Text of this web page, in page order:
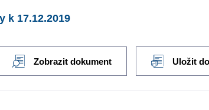
k 17.12.2019
Zobrazit dokument Uložit